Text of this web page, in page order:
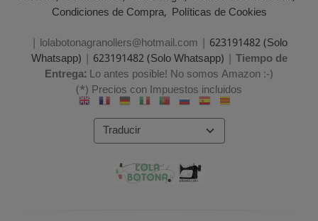
Condiciones de Compra Políticas de Cookies
| lolabotonagranollers@hotmail.com | 623191482 (Solo
Whatsapp) | 623191482 (Solo Whatsapp) | Tiempo de
Entrega:Lo antes posible! No somos Amazon :-)
(*) Precios con Impuestos incluidos